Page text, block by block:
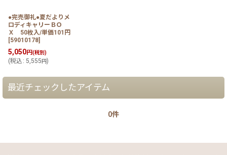
●完売御礼●夏だよりメ
ロディキャリーＢＯ
Ｘ 50枚入/単価101円
[59010178]
5,050円(税別)
(税込 : 5,555 円)
最近チェックしたアイテム
0件